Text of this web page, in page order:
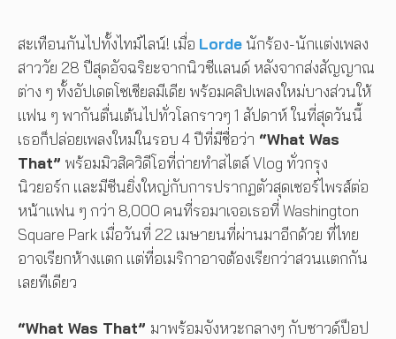
สะเทือนกันไปทั้งไทม์ไลน์! เมื่อ Lorde นักร้อง-นักแต่งเพลง
สาววัย 28 ปีสุดอัจฉริยะจากนิวซีแลนด์ หลังจากส่งสัญญาณ
ต่าง ๆ ทั้งอัปเดตโซเชียลมีเดีย พร้อมคลิปเพลงใหม่บางส่วนให้
แฟน ๆ พากันตื่นเต้นไปทั่วโลกราวๆ 1 สัปดาห์ ในที่สุดวันนี้
เธอก็ปล่อยเพลงใหม่ในรอบ 4 ปีที่มีชื่อว่า “What Was
That” พร้อมมิวสิควิดีโอที่ถ่ายทำสไตล์ Vlog ทั่วกรุง
นิวยอร์ก และมีซีนยิ่งใหญ่กับการปรากฏตัวสุดเซอร์ไพรส์ต่อ
หน้าแฟน ๆ กว่า 8,000 คนที่รอมาเจอเธอที่ Washington
Square Park เมื่อวันที่ 22 เมษายนที่ผ่านมาอีกด้วย ที่ไทย
อาจเรียกห้างแตก แต่ที่อเมริกาอาจต้องเรียกว่าสวนแตกกัน
เลยทีเดียว
“What Was That” มาพร้อมจังหวะกลางๆ กับซาวด์ป็อป